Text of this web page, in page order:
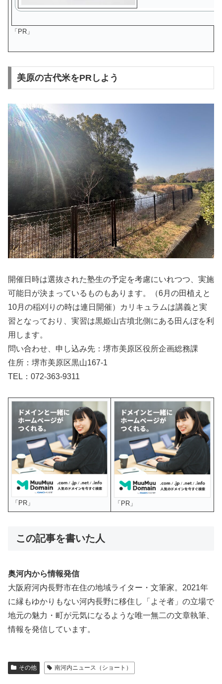
「PR」
美原の古代米をPRしよう
開催日時は選抜された塾生の予定を考慮にいれつつ、実施
可能日が決まっているものもあります。（6月の田植えと
10月の稲刈りの時は連日開催）カリキュラムは講義と実
習となっており、実習は黒姫山古墳北側にある田んぼを利
用します。
問い合わせ、申し込み先：堺市美原区役所企画総務課
住所：堺市美原区黒山167-1
TEL：072-363-9311
「PR」 「PR」
この記事を書いた人
奥河内から情報発信
大阪府河内長野市在住の地域ライター・文筆家。2021年
に縁もゆかりもない河内長野に移住し「よそ者」の立場で
地元の魅力・町が元気になるような唯一無二の文章執筆、
情報を発信しています。
その他 南河内ニュース（ショート）